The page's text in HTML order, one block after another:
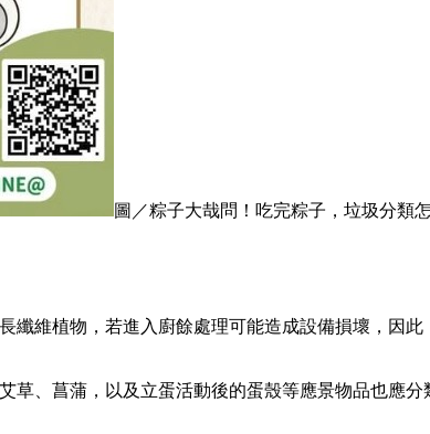
圖／粽子大哉問！吃完粽子，垃圾分類
纖維植物，若進入廚餘處理可能造成設備損壞，因此
草、菖蒲，以及立蛋活動後的蛋殼等應景物品也應